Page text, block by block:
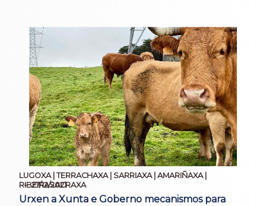
LUGOXA | TERRACHAXA | SARRIAXA | AMARIÑAXA |
RIBEIRASACRAXA
27/12/2021
Urxen a Xunta e Goberno mecanismos para